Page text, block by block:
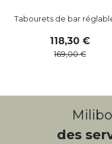
Tabourets de bar
118,30
169,00
des